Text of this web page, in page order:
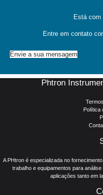
Está com
Entre em contato
Envie a sua mensagem
Phtron
Política
A PHtron é especializada no
trabalho e equipamentos para
aplicações tanto em